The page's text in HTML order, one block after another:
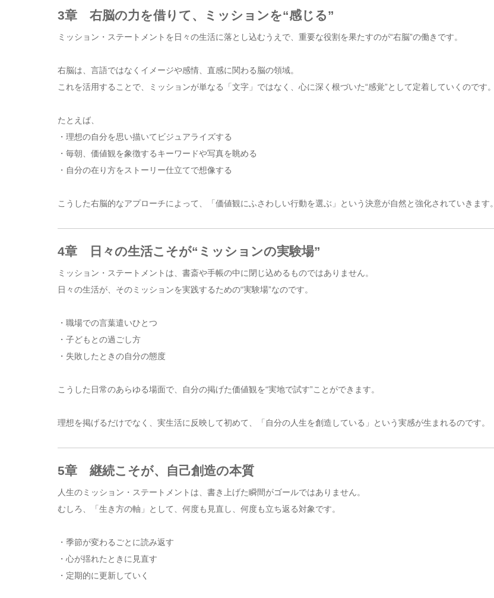
3章 右脳の力を借りて、ミッションを“感じる”
ミッション・ステートメントを日々の生活に落とし込むうえで、重要な役割を果たすのが“右脳”の働きです。
右脳は、言語ではなくイメージや感情、直感に関わる脳の領域。
これを活用することで、ミッションが単なる「文字」ではなく、心に深く根づいた“感覚”として定着していくのです。
たとえば、
・理想の自分を思い描いてビジュアライズする
・毎朝、価値観を象徴するキーワードや写真を眺める
・自分の在り方をストーリー仕立てで想像する
こうした右脳的なアプローチによって、「価値観にふさわしい行動を選ぶ」という決意が自然と強化されていきます。
4章 日々の生活こそが“ミッションの実験場”
ミッション・ステートメントは、書斎や手帳の中に閉じ込めるものではありません。
日々の生活が、そのミッションを実践するための“実験場”なのです。
・職場での言葉遣いひとつ
・子どもとの過ごし方
・失敗したときの自分の態度
こうした日常のあらゆる場面で、自分の掲げた価値観を“実地で試す”ことができます。
理想を掲げるだけでなく、実生活に反映して初めて、「自分の人生を創造している」という実感が生まれるのです。
5章 継続こそが、自己創造の本質
人生のミッション・ステートメントは、書き上げた瞬間がゴールではありません。
むしろ、「生き方の軸」として、何度も見直し、何度も立ち返る対象です。
・季節が変わるごとに読み返す
・心が揺れたときに見直す
・定期的に更新していく